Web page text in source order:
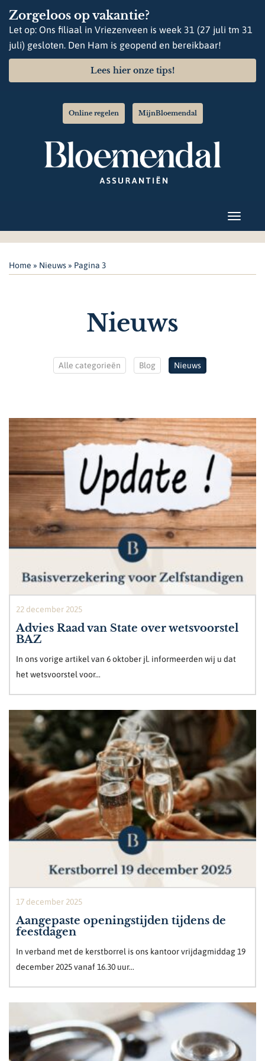
Zorgeloos op vakantie?
Let op: Ons filiaal in Vriezenveen is week 31 (27 juli tm 31
juli) gesloten. Den Ham is geopend en bereikbaar!
Lees hier onze tips!
Online regelen MijnBloemendal
Home » Nieuws» Pagina 3
Nieuws
Alle categorieën Blog Nieuws
22 december 2025
Advies Raad van State over wetsvoorstel
BAZ
In ons vorige artikel van 6 oktober jl. informeerden wij u dat
het wetsvoorstel voor...
17 december 2025
Aangepaste openingstijden tijdens de
feestdagen
In verband met de kerstborrel is ons kantoor vrijdagmiddag 19
december 2025 vanaf 16.30 uur...